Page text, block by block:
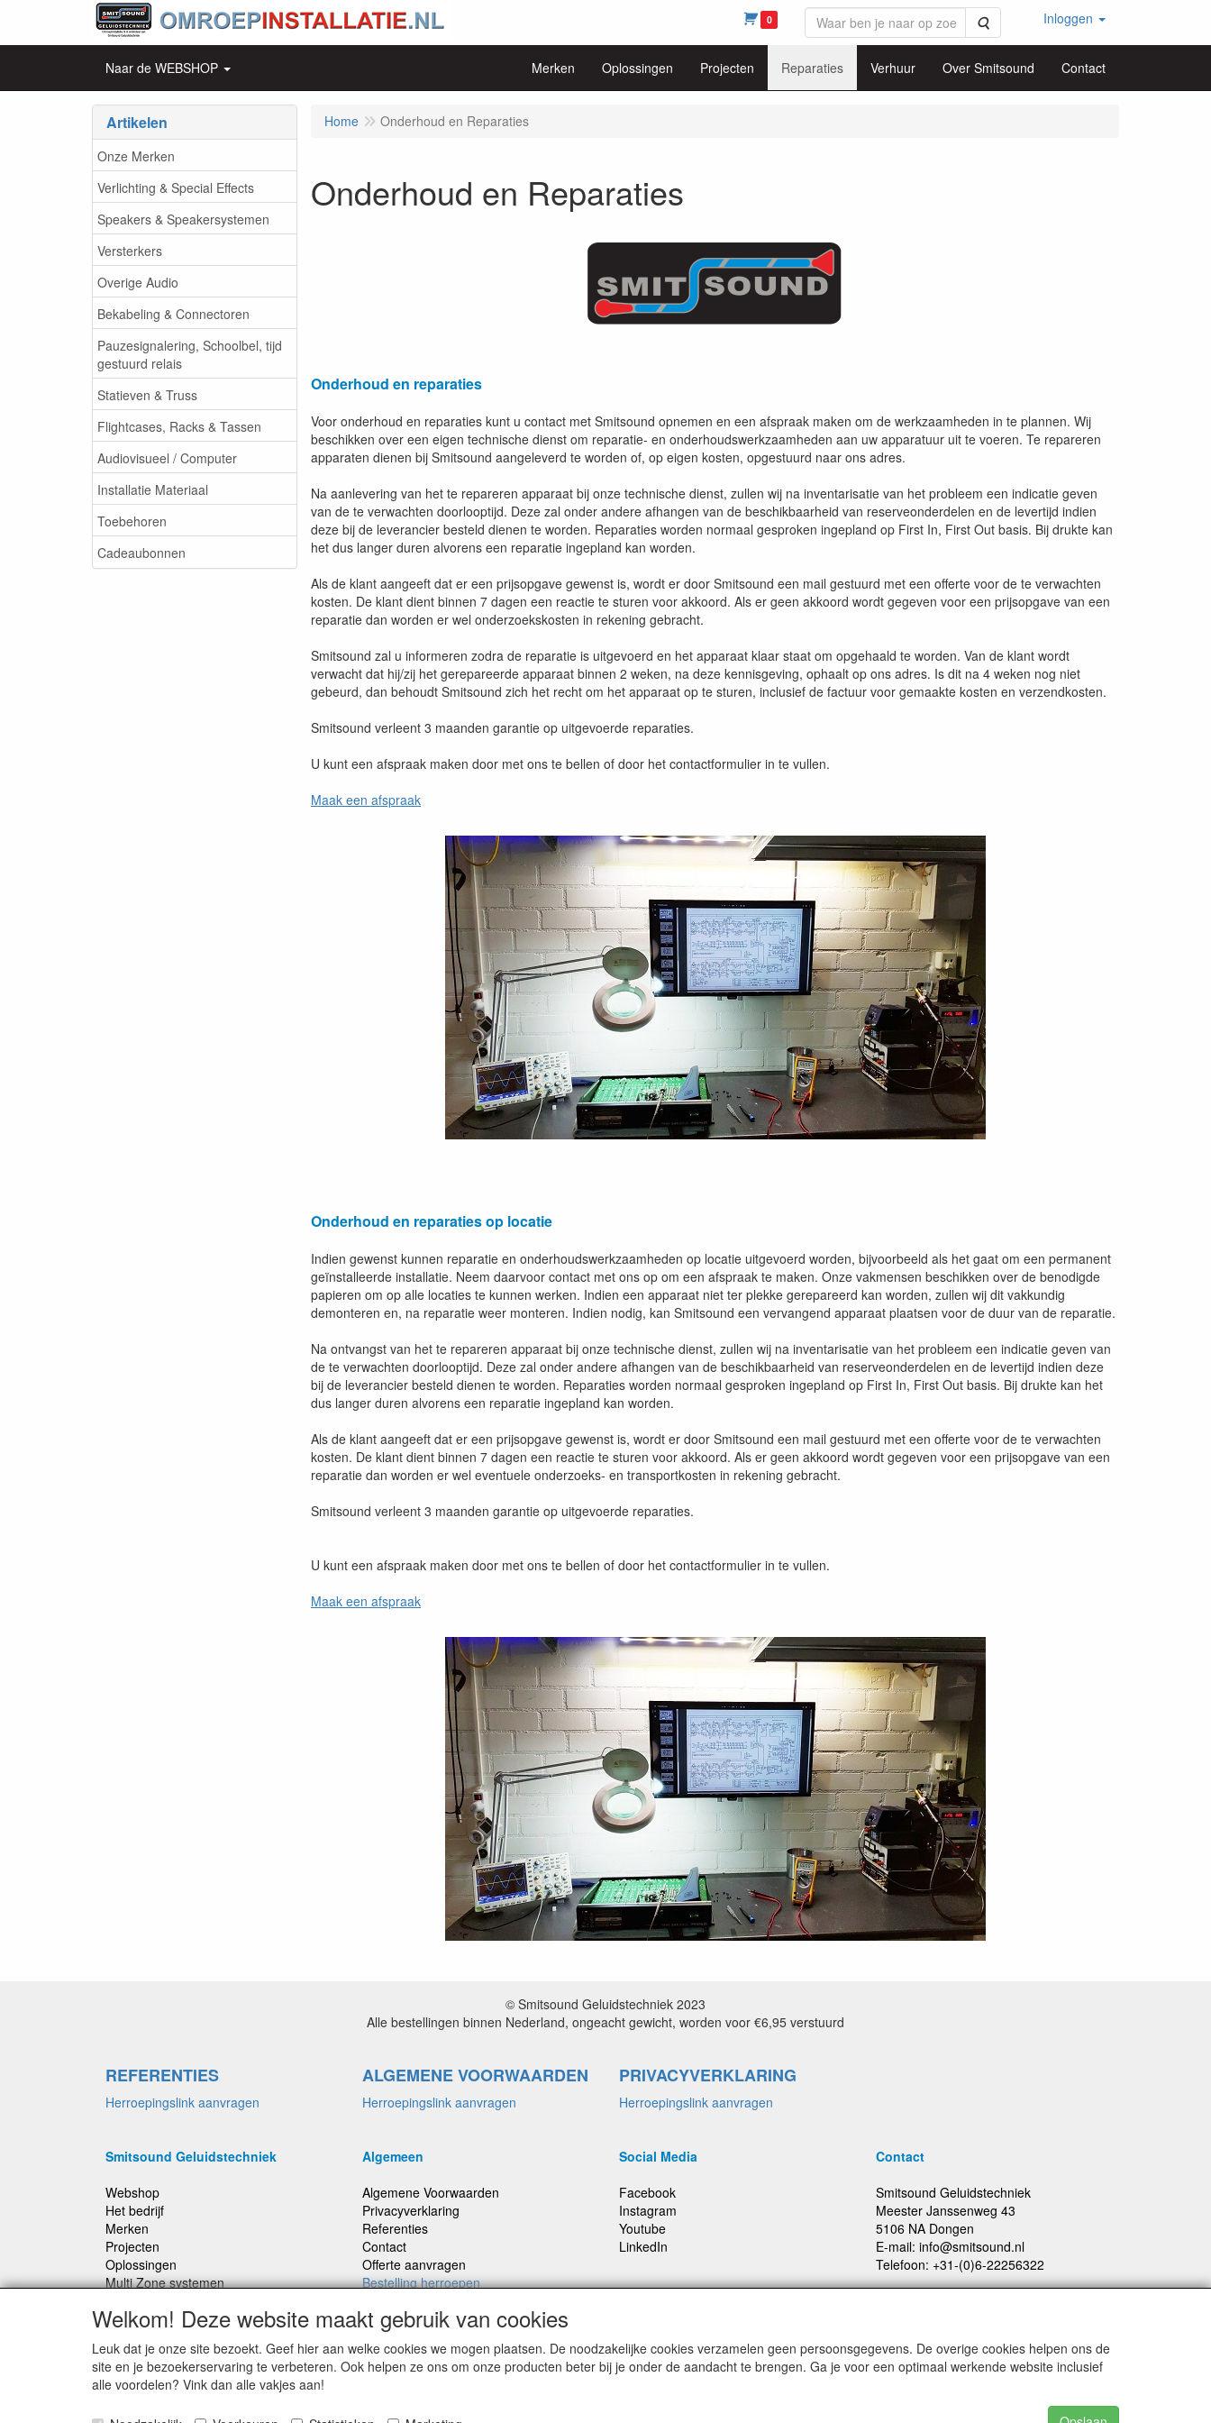
0 Zoeken Inloggen
Naar de WEBSHOP Merken Oplossingen Projecten Reparaties Verhuur Over Smitsound Contact
Artikelen
Onze Merken
Verlichting & Special Effects
Speakers & Speakersystemen
Versterkers
Overige Audio
Bekabeling & Connectoren
Pauzesignalering, Schoolbel, tijd
gestuurd relais
Statieven & Truss
Flightcases, Racks & Tassen
Audiovisueel / Computer
Installatie Materiaal
Toebehoren
Cadeaubonnen
Home Onderhoud en Reparaties
Onderhoud en Reparaties
Onderhoud en reparaties
Voor onderhoud en reparaties kunt u contact met Smitsound opnemen en een afspraak maken om de werkzaamheden in te plannen. Wij
beschikken over een eigen technische dienst om reparatie- en onderhoudswerkzaamheden aan uw apparatuur uit te voeren. Te repareren
apparaten dienen bij Smitsound aangeleverd te worden of, op eigen kosten, opgestuurd naar ons adres.
Na aanlevering van het te repareren apparaat bij onze technische dienst, zullen wij na inventarisatie van het probleem een indicatie geven
van de te verwachten doorlooptijd. Deze zal onder andere afhangen van de beschikbaarheid van reserveonderdelen en de levertijd indien
deze bij de leverancier besteld dienen te worden. Reparaties worden normaal gesproken ingepland op First In, First Out basis. Bij drukte kan
het dus langer duren alvorens een reparatie ingepland kan worden.
Als de klant aangeeft dat er een prijsopgave gewenst is, wordt er door Smitsound een mail gestuurd met een offerte voor de te verwachten
kosten. De klant dient binnen 7 dagen een reactie te sturen voor akkoord. Als er geen akkoord wordt gegeven voor een prijsopgave van een
reparatie dan worden er wel onderzoekskosten in rekening gebracht.
Smitsound zal u informeren zodra de reparatie is uitgevoerd en het apparaat klaar staat om opgehaald te worden. Van de klant wordt
verwacht dat hij/zij het gerepareerde apparaat binnen 2 weken, na deze kennisgeving, ophaalt op ons adres. Is dit na 4 weken nog niet
gebeurd, dan behoudt Smitsound zich het recht om het apparaat op te sturen, inclusief de factuur voor gemaakte kosten en verzendkosten.
Smitsound verleent 3 maanden garantie op uitgevoerde reparaties.
U kunt een afspraak maken door met ons te bellen of door het contactformulier in te vullen.
Maak een afspraak
Onderhoud en reparaties op locatie
Indien gewenst kunnen reparatie en onderhoudswerkzaamheden op locatie uitgevoerd worden, bijvoorbeeld als het gaat om een permanent
geïnstalleerde installatie. Neem daarvoor contact met ons op om een afspraak te maken. Onze vakmensen beschikken over de benodigde
papieren om op alle locaties te kunnen werken. Indien een apparaat niet ter plekke gerepareerd kan worden, zullen wij dit vakkundig
demonteren en, na reparatie weer monteren. Indien nodig, kan Smitsound een vervangend apparaat plaatsen voor de duur van de reparatie.
Na ontvangst van het te repareren apparaat bij onze technische dienst, zullen wij na inventarisatie van het probleem een indicatie geven van
de te verwachten doorlooptijd. Deze zal onder andere afhangen van de beschikbaarheid van reserveonderdelen en de levertijd indien deze
bij de leverancier besteld dienen te worden. Reparaties worden normaal gesproken ingepland op First In, First Out basis. Bij drukte kan het
dus langer duren alvorens een reparatie ingepland kan worden.
Als de klant aangeeft dat er een prijsopgave gewenst is, wordt er door Smitsound een mail gestuurd met een offerte voor de te verwachten
kosten. De klant dient binnen 7 dagen een reactie te sturen voor akkoord. Als er geen akkoord wordt gegeven voor een prijsopgave van een
reparatie dan worden er wel eventuele onderzoeks- en transportkosten in rekening gebracht.
Smitsound verleent 3 maanden garantie op uitgevoerde reparaties.
U kunt een afspraak maken door met ons te bellen of door het contactformulier in te vullen.
Maak een afspraak
© Smitsound Geluidstechniek 2023
Alle bestellingen binnen Nederland, ongeacht gewicht, worden voor €6,95 verstuurd
REFERENTIES
Herroepingslink aanvragen
ALGEMENE VOORWAARDEN
Herroepingslink aanvragen
PRIVACYVERKLARING
Herroepingslink aanvragen
Smitsound Geluidstechniek
Webshop
Het bedrijf
Merken
Projecten
Oplossingen
Multi Zone systemen
Onderhoud en Reparaties
Algemeen
Algemene Voorwaarden
Privacyverklaring
Referenties
Contact
Offerte aanvragen
Bestelling herroepen
Social Media
Facebook
Instagram
Youtube
LinkedIn
Contact
Smitsound Geluidstechniek
Meester Janssenweg 43
5106 NA Dongen
E-mail: info@smitsound.nl
Telefoon: +31-(0)6-22256322
Bestellingen binnen Nederland, ongeacht gewicht,
verstuurd voor € 6,95
Prijzen inclusief 21% BTW, tenzij anders vermeldt Prijswijzigingen en typefouten voorbehouden
Welkom! Deze website maakt gebruik van cookies
Leuk dat je onze site bezoekt. Geef hier aan welke cookies we mogen plaatsen. De noodzakelijke cookies verzamelen geen persoonsgegevens. De overige cookies helpen ons de
site en je bezoekerservaring te verbeteren. Ook helpen ze ons om onze producten beter bij je onder de aandacht te brengen. Ga je voor een optimaal werkende website inclusief
alle voordelen? Vink dan alle vakjes aan!